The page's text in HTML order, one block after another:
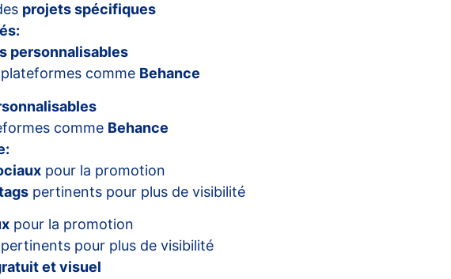
projets spécifiques
personnalisables
comme Behance
comme Behance
pour la promotion
pertinents pour plus de visibilité
pour la promotion
pertinents pour plus de visibilité
et visuel